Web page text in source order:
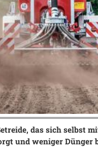
das sich selbst
und weniger Dünger